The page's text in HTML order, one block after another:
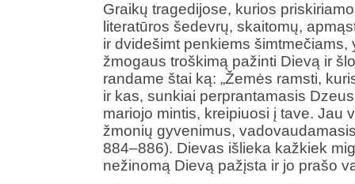
Graikų tragedijose, kurios
literatūros šedevrų, skaitomų,
ir dvidešimt penkiems šimtmečiams,
žmogaus troškimą pažinti Dievą ir
randame štai ką: „Žemės ramsti,
ir kas, sunkiai perprantamasis
mariojo mintis, kreipiuosi į tave. Jau
žmonių gyvenimus,
884–886). Dievas išlieka kažkiek
nežinomą Dievą pažįsta ir jo prašo